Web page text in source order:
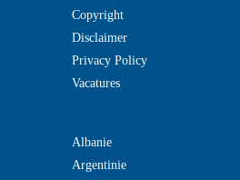
Copyright
Disclaimer
Privacy Policy
Vacatures
Albanie
Argentinie